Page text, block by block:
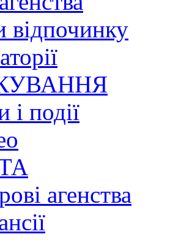
відпочинку
і події
агенства